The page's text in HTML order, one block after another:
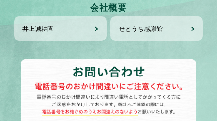
会社概要
井上誠耕園 せとうち感謝館